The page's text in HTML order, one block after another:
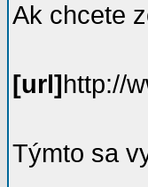
Ak chcete
[url]http://
Týmto sa